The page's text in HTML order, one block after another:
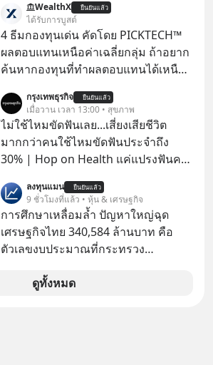
เปอร์มาร์เก็ต MaxValu ในประเทศไทย
ที่มีอยู่ทั้งหมด 30 สาขา และจะเปลี่ยน
MaxValu เป็นแบรนด์ Tops ทั้งหมด
WealthX ยืนยันแล้ว
ได้รับการบูสต์
4 ธีมกองทุนเด่น คัดโดย PICKTECH™
ผลตอบแทนเหนือค่าเฉลี่ยกลุ่ม ถ้าอยาก
ค้นหากองทุนที่ทำผลตอบแทนได้เหนือ
ค้นหาข้อมูลและวิเคราะห์เองให้เสีย
เวลา แค่ใช้ PICKTECH™ บนแอป
WealthX ช่วยคัดกองทุนเด่นให้ได้
กรุงเทพธุรกิจ ยืนยันแล้ว
เมื่อวาน เวลา 13:00 • สุขภาพ
ไม่ใช้ไหมขัดฟันเลย...เสี่ยงเสียชีวิต
มากกว่าคนใช้ไหมขัดฟันประจำถึง
30% | Hop on Health แค่แปรงฟันคง
อายุ 5,000 คน มีข้อมูลที่น่าสนใจเกี่ยว
กับโรคต่างๆที่เกิดจากการไม่ใช้ไหมขัด
ฟันเป็นประจำ เสี่ยงเกิดโรคนำไปสู่การ
เสียชีวิต...อะไรคือสาเหตุติดตามได้ใน
ลงทุนแมน ยืนยันแล้ว
9 ชั่วโมงที่แล้ว • หุ้น & เศรษฐกิจ
การศึกษาเหลื่อมล้ำ ปัญหาใหญ่ฉุด
เศรษฐกิจไทย 340,584 ล้านบาท คือ
ตัวเลขงบประมาณที่กระทรวง
รายจ่ายประจำปี 2568 ซึ่งมากที่สุดเป็น
ดูทั้งหมด